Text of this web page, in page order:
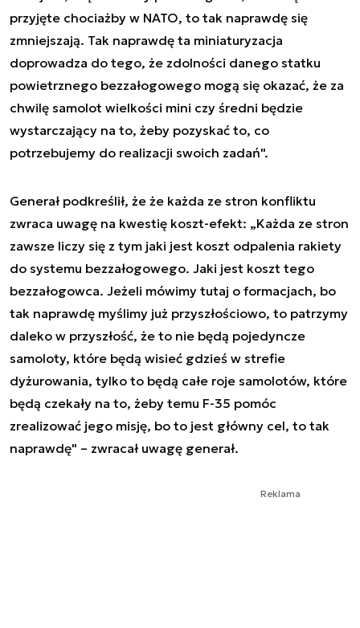
przyjęte chociażby w NATO, to tak naprawdę się
zmniejszają. Tak naprawdę ta miniaturyzacja
doprowadza do tego, że zdolności danego statku
powietrznego bezzałogowego mogą się okazać, że za
chwilę samolot wielkości mini czy średni będzie
wystarczający na to, żeby pozyskać to, co
potrzebujemy do realizacji swoich zadań".
Generał podkreślił, że że każda ze stron konfliktu
zwraca uwagę na kwestię koszt-efekt: „Każda ze stron
zawsze liczy się z tym jaki jest koszt odpalenia rakiety
do systemu bezzałogowego. Jaki jest koszt tego
bezzałogowca. Jeżeli mówimy tutaj o formacjach, bo
tak naprawdę myślimy już przyszłościowo, to patrzymy
daleko w przyszłość, że to nie będą pojedyncze
samoloty, które będą wisieć gdzieś w strefie
dyżurowania, tylko to będą całe roje samolotów, które
będą czekały na to, żeby temu F-35 pomóc
zrealizować jego misję, bo to jest główny cel, to tak
naprawdę" – zwracał uwagę generał.
Reklama